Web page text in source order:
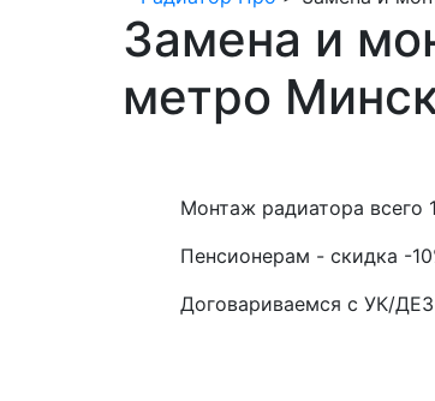
Замена и
метро
Монтаж радиатора всего
Пенсионерам - скидка -
Договариваемся с УК/ДЕЗ